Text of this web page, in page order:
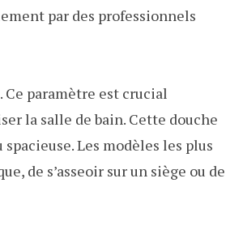
par des professionnels
Ce paramètre est crucial
la salle de bain. Cette douche
Les modèles les plus
de s’asseoir sur un siège ou de